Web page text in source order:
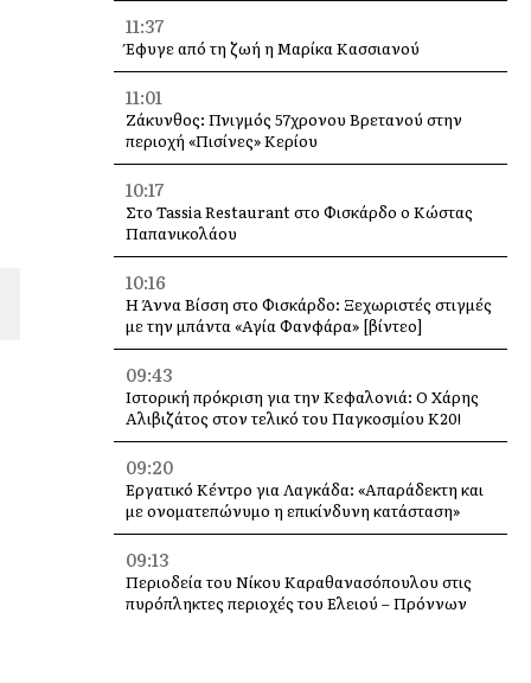
11:37
Έφυγε από τη ζωή η Μαρίκα Κασσιανού
11:01
Ζάκυνθος: Πνιγμός 57χρονου Βρετανού στην
περιοχή «Πισίνες» Κερίου
10:17
Στο Tassia Restaurant στο Φισκάρδο ο Κώστας
Παπανικολάου
10:16
Η Άννα Βίσση στο Φισκάρδο: Ξεχωριστές στιγμές
με την μπάντα «Αγία Φανφάρα» [βίντεο]
09:43
Ιστορική πρόκριση για την Κεφαλονιά: Ο Χάρης
Αλιβιζάτος στον τελικό του Παγκοσμίου Κ20!
09:20
Εργατικό Κέντρο για Λαγκάδα: «Απαράδεκτη και
με ονοματεπώνυμο η επικίνδυνη κατάσταση»
09:13
Περιοδεία του Νίκου Καραθανασόπουλου στις
πυρόπληκτες περιοχές του Ελειού – Πρόννων